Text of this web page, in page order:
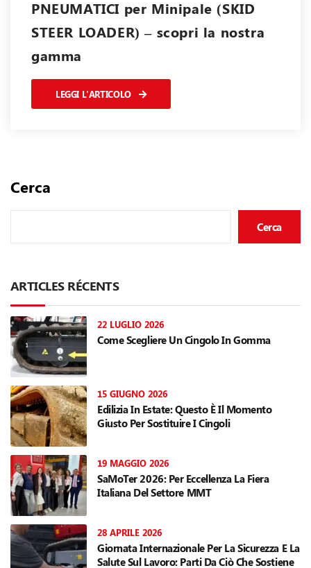
PNEUMATICI per Minipale (SKID
STEER LOADER) – scopri la nostra
gamma
LEGGI L'ARTICOLO
Cerca
Cerca
ARTICLES RÉCENTS
22 LUGLIO 2026
Come Scegliere Un Cingolo In Gomma
15 GIUGNO 2026
Edilizia In Estate: Questo È Il Momento
Giusto Per Sostituire I Cingoli
19 MAGGIO 2026
SaMoTer 2026: Per Eccellenza La Fiera
Italiana Del Settore MMT
28 APRILE 2026
Giornata Internazionale Per La Sicurezza E La
Salute Sul Lavoro: Parti Da Ciò Che Sostiene